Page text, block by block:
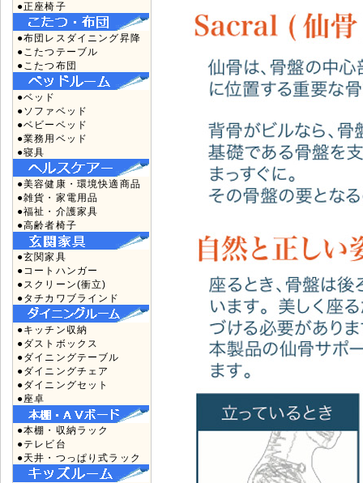
●正座椅子
●布団レスダイニング昇降
●こたつテーブル
●こたつ布団
●ベッド
●ソファベッド
●ベビーベッド
●業務用ベッド
●寝具
●美容健康・環境快適商品
●雑貨・家電用品
●福祉・介護家具
●高齢者椅子
●玄関家具
●コートハンガー
●スクリーン(衝立)
●タチカワブラインド
●キッチン収納
●ダストボックス
●ダイニングテーブル
●ダイニングチェア
●ダイニングセット
●座卓
●本棚・収納ラック
●テレビ台
●天井・つっぱり式ラック